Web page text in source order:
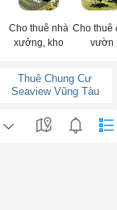
Cho thuê nhà
xưởng, kho
Cho thuê
vườn
Thuê Chung Cư
Seaview Vũng Tàu